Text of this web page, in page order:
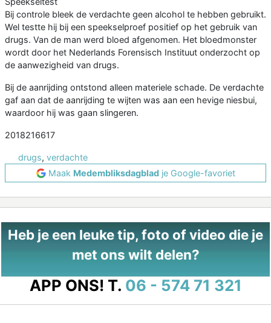
Bij controle bleek de verdachte geen alcohol te hebben gebruikt.
Wel testte hij bij een speekselproef positief op het gebruik van
drugs. Van de man werd bloed afgenomen. Het bloedmonster
wordt door het Nederlands Forensisch Instituut onderzocht op
de aanwezigheid van drugs.
Bij de aanrijding ontstond alleen materiele schade. De verdachte
gaf aan dat de aanrijding te wijten was aan een hevige niesbui,
waardoor hij was gaan slingeren.
2018216617
drugs, verdachte
Maak Medembliksdagbladje Google-favoriet
Heb je een leuke tip, foto of video die je
met ons wilt delen?
APP ONS! T. 06 - 574 71 321